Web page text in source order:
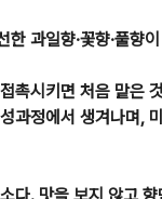
과일향·꽃향·풀향
촉시키면 처음 맡은
과정에서 생겨나며,